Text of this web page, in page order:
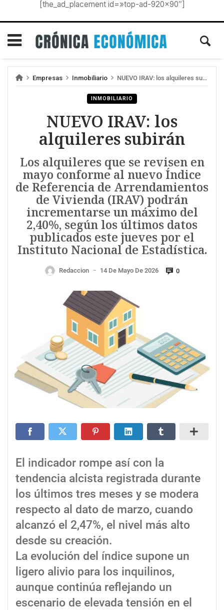
[the_ad_placement id=»top-ad-920×90″]
Empresas Inmobiliario NUEVO IRAV: los alquileres subirán
INMOBILIARIO
NUEVO IRAV: los
alquileres subirán
Los alquileres que se revisen en
mayo conforme al nuevo Índice
de Referencia de Arrendamientos
de Vivienda (IRAV) podrán
incrementarse un máximo del
2,40%, según los últimos datos
publicados este jueves por el
Instituto Nacional de Estadística.
Redaccion — 14 De Mayo De 2026 0
El indicador rompe así con la
tendencia alcista registrada durante
los últimos tres meses y se modera
respecto al dato de marzo, cuando
alcanzó el 2,47%, el nivel más alto
desde su creación.
La evolución del índice supone un
ligero alivio para los inquilinos,
aunque continúa reflejando un
escenario de elevada tensión en el